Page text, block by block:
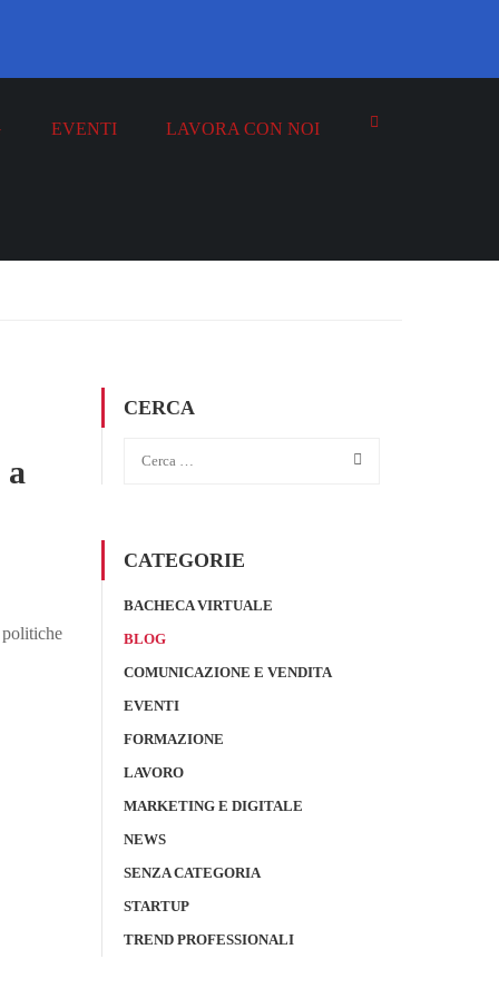
EVENTI LAVORA CON NOI
politiche
CERCA
CATEGORIE
BACHECA VIRTUALE
BLOG
COMUNICAZIONE E VENDITA
EVENTI
FORMAZIONE
LAVORO
MARKETING E DIGITALE
NEWS
SENZA CATEGORIA
STARTUP
TREND PROFESSIONALI